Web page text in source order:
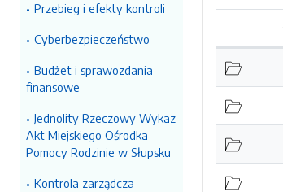
Przebieg i efekty kontroli
Cyberbezpieczeństwo
Budżet i sprawozdania
finansowe
Jednolity Rzeczowy Wykaz
Akt Miejskiego Ośrodka
Pomocy Rodzinie w Słupsku
Kontrola zarządcza
Kolejność